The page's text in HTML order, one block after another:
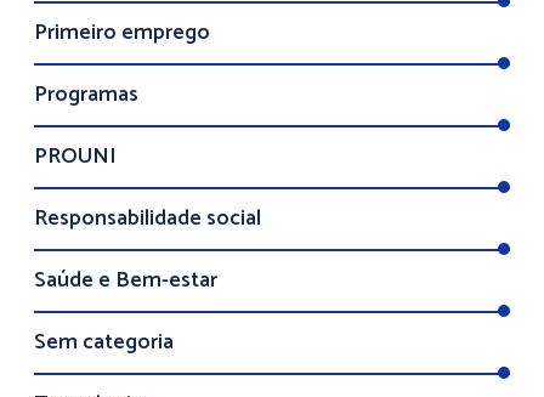
Primeiro emprego
Programas
PROUNI
Responsabilidade social
Saúde e Bem-estar
Sem categoria